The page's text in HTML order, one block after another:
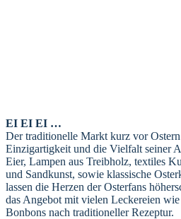
EI EI EI …
Der traditionelle Markt kurz vor
Einzigartigkeit und die Vielfalt seiner
Eier, Lampen aus Treibholz, textiles
und Sandkunst, sowie klassische
lassen die Herzen der Osterfans
das Angebot mit vielen Leckereien
Bonbons nach traditioneller Rezeptur.